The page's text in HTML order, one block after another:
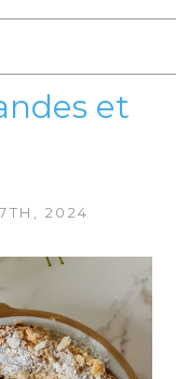
et
2024